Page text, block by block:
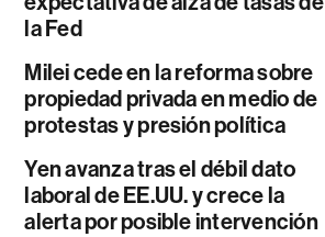
la Fed
Milei cede en la reforma sobre
propiedad privada en medio de
protestas y presión política
Yen avanza tras el débil dato
laboral de EE.UU. y crece la
alerta por posible intervención